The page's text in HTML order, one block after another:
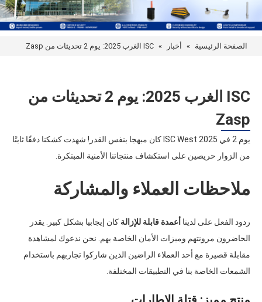
الصفحة الرئيسية » أخبار » ISC الغرب 2025: يوم 2 تحديثات من Zasp
ISC الغرب 2025: يوم 2 تحديثات من
Zasp
يوم 2 في ISC West 2025 كان مبهجا بنفس القدر! شهدت كشكنا دفقًا ثابتًا
من الزوار حريصين على استكشاف منتجاتنا الأمنية المبتكرة.
ملاحظات العملاء والمشاركة
ردود الفعل على لدينا أعمدة قابلة للإزالة كان إيجابيا بشكل كبير. يقدر
الحاضرون مرونتهم وميزات الأمان الخاصة بهم. نحن ندعوك لمشاهدة
مقابلة قصيرة مع أحد العملاء الراضين الذين شاركوا تجاربهم باستخدام
الشمعات الخاصة بنا في التطبيقات المختلفة.